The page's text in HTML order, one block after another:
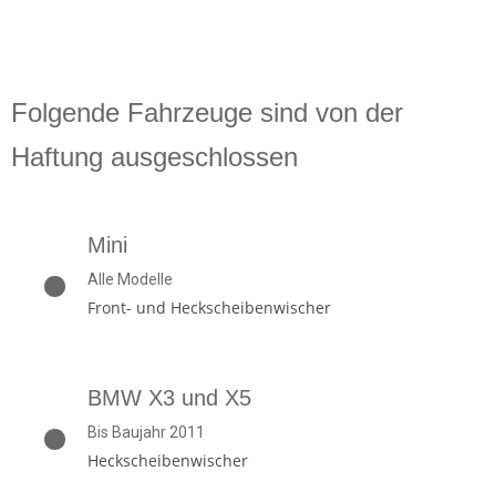
Folgende Fahrzeuge sind von der
Haftung ausgeschlossen
Mini
Alle Modelle
Front- und Heckscheibenwischer
BMW X3 und X5
Bis Baujahr 2011
Heckscheibenwischer